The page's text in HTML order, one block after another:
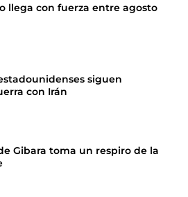
llega con fuerza entre agosto
siguen
con Irán
Gibara toma un respiro de la